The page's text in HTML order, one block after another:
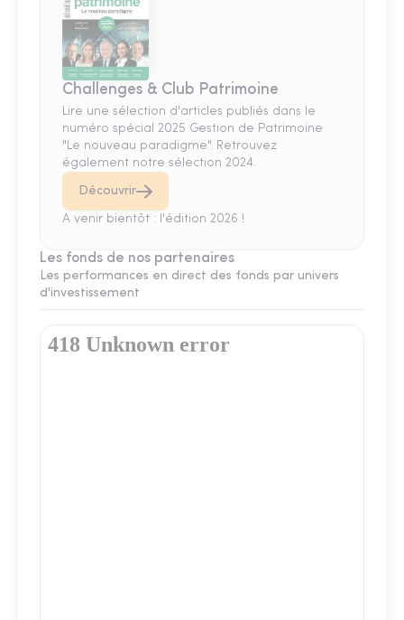
Challenges & Club Patrimoine
Lire une sélection d'articles publiés dans le
numéro spécial 2025 Gestion de Patrimoine
"Le nouveau paradigme". Retrouvez
également notre sélection 2024.
Découvrir
A venir bientôt : l'édition 2026 !
Les fonds de nos partenaires
Les performances en direct des fonds par univers
d'investissement